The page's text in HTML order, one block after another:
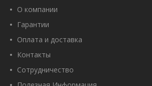
О компании
Гарантии
Оплата и доставка
Контакты
Сотрудничество